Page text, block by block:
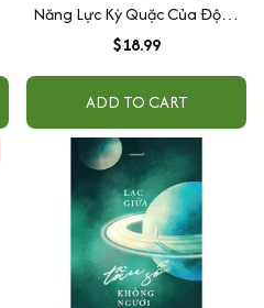
Năng Lực Kỳ Quặc Của Động
Vật
$18.99
ADD TO CART